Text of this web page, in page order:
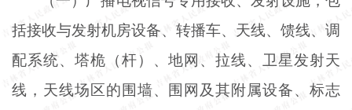
括接收与发射机房设备、转播车、天线、馈线、调
配系统、塔桅（杆）、地网、拉线、卫星发射天
线，天线场区的围墙、围网及其附属设备、标志